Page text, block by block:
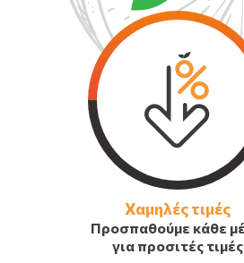
Χαμηλές τιμές
Προσπαθούμε κάθε
για προσιτές τιμές